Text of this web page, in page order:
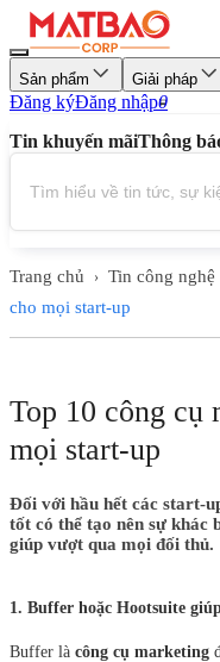
Sản phẩm Giải pháp
Đăng kýĐăng nhập0
Tin khuyến mãiThông
Trang chủ › Tin công nghệ
cho mọi start-up
Top 10 công cụ
mọi start-up
Đối với hầu hết các start-
tốt có thể tạo nên sự khác
giúp vượt qua mọi đối thủ.
1. Buffer hoặc Hootsuite
Buffer làcông cụ marketing